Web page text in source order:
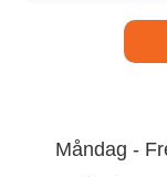
Måndag -